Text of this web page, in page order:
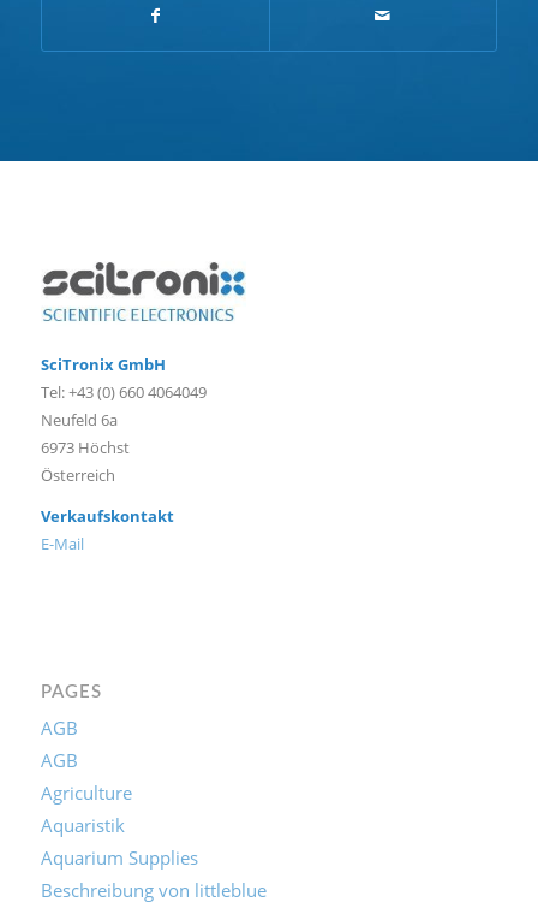
SciTronix GmbH
Tel: +43 (0) 660 4064049
Neufeld 6a
6973 Höchst
Österreich
Verkaufskontakt
E-Mail
PAGES
AGB
AGB
Agriculture
Aquaristik
Aquarium Supplies
Beschreibung von littleblue